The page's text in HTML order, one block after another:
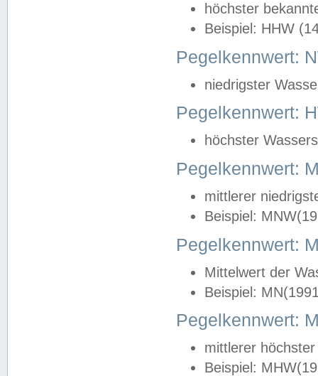
höchster
Beispiel: HHW
Pegelkennwert:
niedrigster
Pegelkennwert:
höchster
Pegelkennwert:
mittlerer
Beispiel:
Pegelkennwert:
Mittelwert der
Beispiel:
Pegelkennwert:
mittlerer
Beispiel: